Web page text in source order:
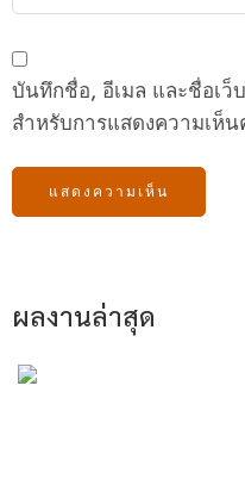
บันทึกชื่อ, อีเมล และชื่อเ
สำหรับการแสดงความเห็น
ผลงานล่าสุด